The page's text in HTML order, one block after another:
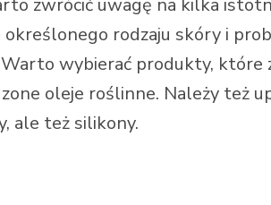
rodzaju skóry i
wybierać produkty,
oleje roślinne. Należy też
ale też silikony.